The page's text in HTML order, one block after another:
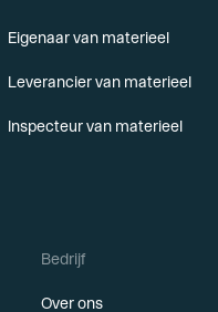
Eigenaar van materieel
Leverancier van materieel
Inspecteur van materieel
Bedrijf
Over ons